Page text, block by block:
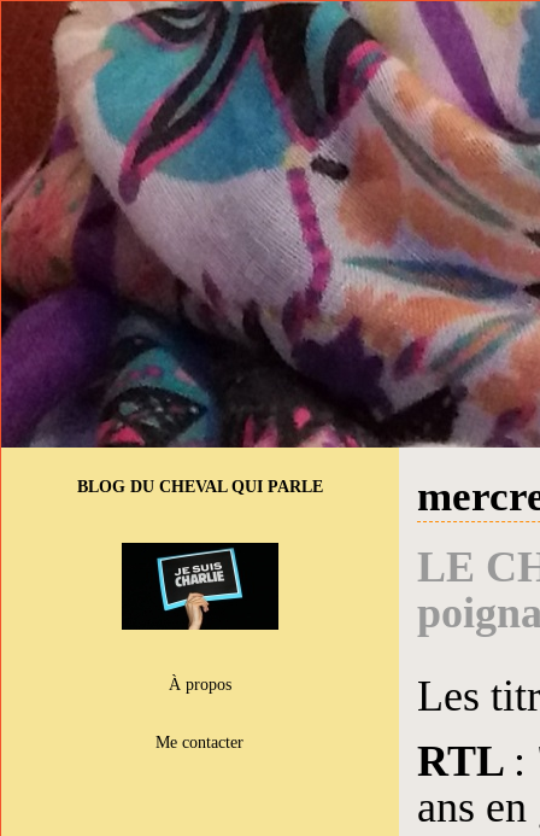
BLOG DU CHEVAL QUI PARLE
À propos
Me contacter
LE
Les
RTL :
ans